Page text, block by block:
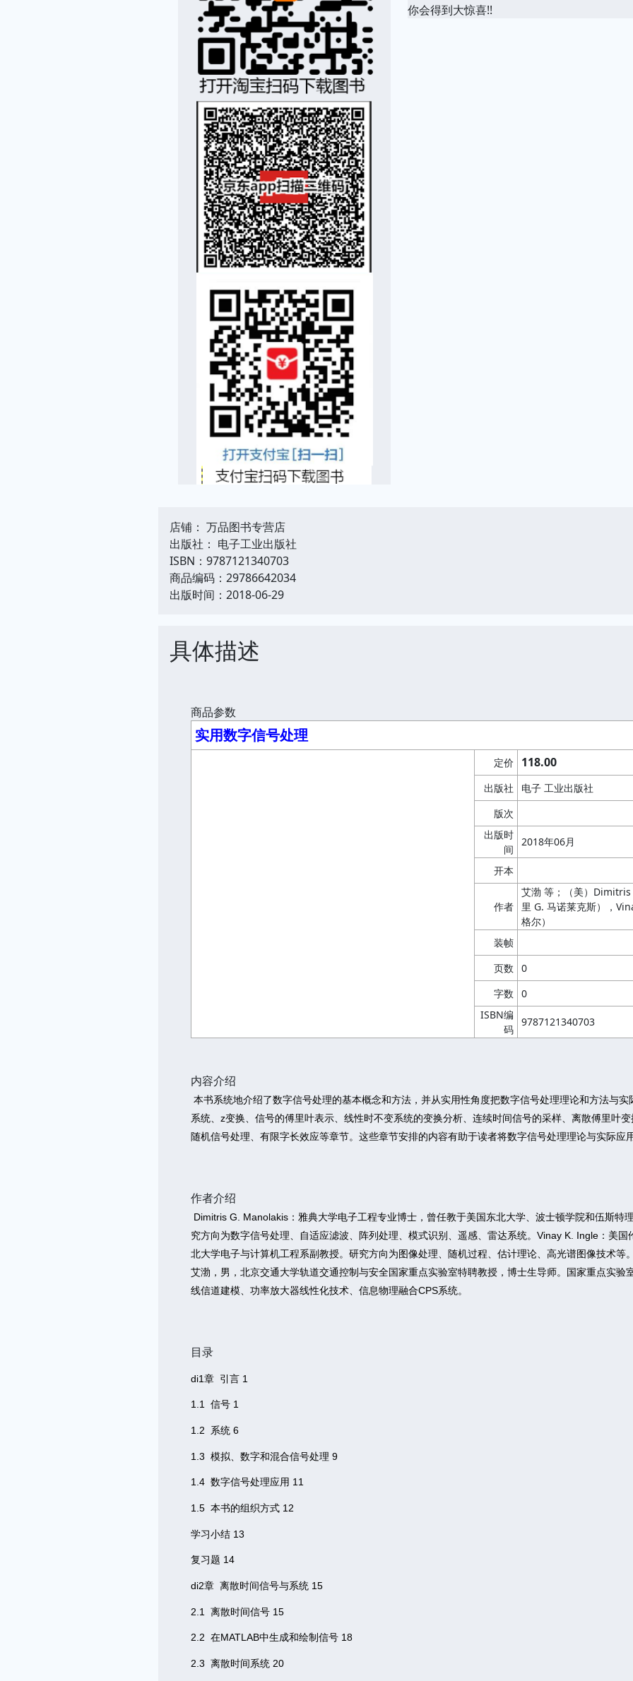
你会得到大惊喜!!
店铺： 万品图书专营店
出版社： 电子工业出版社
ISBN：9787121340703
商品编码：29786642034
出版时间：2018-06-29
具体描述
商品参数
实用数字信号处理
定价 118.00
出版社
电子 工业出版社
版次
出版时
间
2018年06月
开本
作者
艾渤 等；（美）
里 G. 马诺莱克斯），
格尔）
装帧
页数
0
字数
0
ISBN编
码
9787121340703
内容介绍
本书系统地介绍了数字信号处理的基本概念和方法，并从实用性角度把数字信号处理理论和方法与
系统、z变换、信号的傅里叶表示、线性时不变系统的变换分析、连续时间信号的采样、离散傅里叶
随机信号处理、有限字长效应等章节。这些章节安排的内容有助于读者将数字信号处理理论与实际应
作者介绍
Dimitris G. Manolakis：雅典大学电子工程专业博士，曾任教于美国东北大学、波士顿学院和伍斯特
究方向为数字信号处理、自适应滤波、阵列处理、模式识别、遥感、雷达系统。Vinay K. Ingle：美
北大学电子与计算机工程系副教授。研究方向为图像处理、随机过程、估计理论、高光谱图像技术等
艾渤，男，北京交通大学轨道交通控制与安全国家重点实验室特聘教授，博士生导师。国家重点实
线信道建模、功率放大器线性化技术、信息物理融合CPS系统。
目录
di1章 引言 1
1.1 信号 1
1.2 系统 6
1.3 模拟、数字和混合信号处理 9
1.4 数字信号处理应用 11
1.5 本书的组织方式 12
学习小结 13
复习题 14
di2章 离散时间信号与系统 15
2.1 离散时间信号 15
2.2 在MATLAB中生成和绘制信号 18
2.3 离散时间系统 20